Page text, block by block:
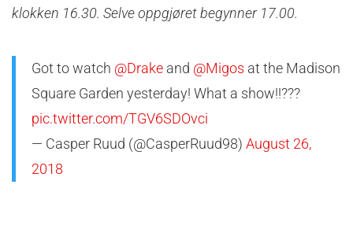
klokken 16.30. Selve oppgjøret begynner 17.00.
Got to watch @Drake and @Migos at the Madison
Square Garden yesterday! What a show!!???
pic.twitter.com/TGV6SDOvci
— Casper Ruud (@CasperRuud98) August 26,
2018